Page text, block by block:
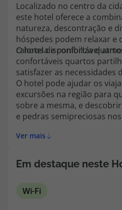
218 925 471
Custo de uma chamada para a
A sua agência de viagens Top Atlântico
sempre mais perto de si, para maior
na marcação das suas viagens, tem
center a funcionar todos os dias úteis
das 10:00 às 14:00.
Localizado no centro da
este hotel oferece a
natureza, descontração e
hóspedes podem relaxar e
calorosa e confortável
O hotel disponibiliza
confortáveis quartos
satisfazer as necessidades
O hotel pode ajudar os
excursões na região para
sobre a mesma, e
e pedras semipreciosas
Ver mais
Em destaque neste
Wi-Fi